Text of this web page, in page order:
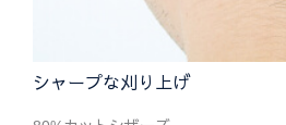
シャープな刈り上げ